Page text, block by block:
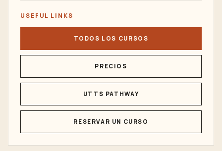
USEFUL LINKS
TODOS LOS CURSOS
PRECIOS
UTTS PATHWAY
RESERVAR UN CURSO